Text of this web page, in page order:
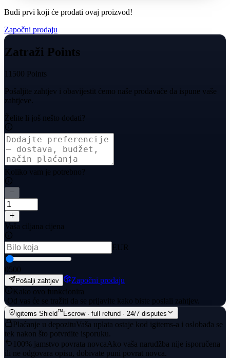
Budi prvi koji će prodati ovaj proizvod!
Započni prodaju
Zatraži Points
11500 Points
Pošaljite zahtjev i obavijestit ćemo naše prodavače da ispune vaše
zahtjeve.
Želite li još nešto dodati?
Koliko vam je potrebno?
Vaša ciljana cijena
EUR
0500
Pošalji zahtjev
Započni prodaju
Kako ovo funkcionira
·Od vas će se tražiti da se prijavite kako biste poslali zahtjev.
igitems Shield™Escrow · full refund · 24/7 disputes
Plaćanje u depozituVaša uplata ostaje kod igitems-a i oslobađa se
tek nakon što potvrdite isporuku.
100% jamstvo povrata novcaAko vaša narudžba nije isporučena
ili ne odgovara opisu, dobivate puni povrat novca.